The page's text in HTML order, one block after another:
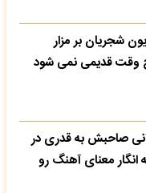
شجریان بر مزار
قدیمی نمی شود
صاحبش به قدری در
انگار معنای آهنگ رو